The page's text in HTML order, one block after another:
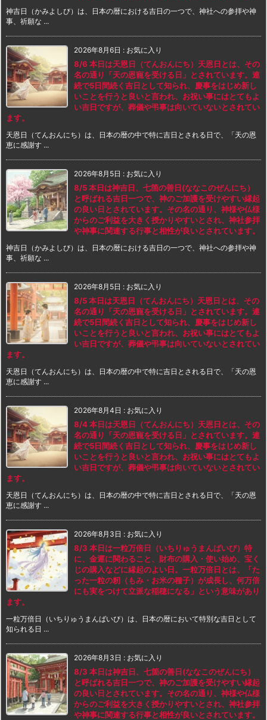
神吉日（かみよしび）は、日本の暦における吉日の一つで、神社への参拝や神
事、祈願な ...
2026年8月6日 : お気に入り
8/6 本日は天恩日（てんおんにち）天恩日とは、その
名の通り「天の恩寵を受ける日」とされています。連
続で5日間続く吉日として知られ、慶事をはじめ新し
いことを行うと良いと言われ、お祝い事にはとてもよ
い吉日ですが、葬儀や弔事は向いていないとされてい
ます。
天恩日（てんおんにち）は、日本の暦の中で特に吉日とされる日で、「天の恩
恵に感謝す ...
2026年8月5日 : お気に入り
8/5 本日は神吉日、七箇の善日(ななこのぜんにち）
と呼ばれる吉日一つで、神のご加護を受けやすい縁起
の良い日とされています。その名の通り、神様や仏様
からのご利益を大きく授かりやすいとされ、神社参拝
や神事に関連する行事と相性が良いとされています。
神吉日（かみよしび）は、日本の暦における吉日の一つで、神社への参拝や神
事、祈願な ...
2026年8月5日 : お気に入り
8/5 本日は天恩日（てんおんにち）天恩日とは、その
名の通り「天の恩寵を受ける日」とされています。連
続で5日間続く吉日として知られ、慶事をはじめ新し
いことを行うと良いと言われ、お祝い事にはとてもよ
い吉日ですが、葬儀や弔事は向いていないとされてい
ます。
天恩日（てんおんにち）は、日本の暦の中で特に吉日とされる日で、「天の恩
恵に感謝す ...
2026年8月4日 : お気に入り
8/4 本日は天恩日（てんおんにち）天恩日とは、その
名の通り「天の恩寵を受ける日」とされています。連
続で5日間続く吉日として知られ、慶事をはじめ新し
いことを行うと良いと言われ、お祝い事にはとてもよ
い吉日ですが、葬儀や弔事は向いていないとされてい
ます。
天恩日（てんおんにち）は、日本の暦の中で特に吉日とされる日で、「天の恩
恵に感謝す ...
2026年8月3日 : お気に入り
8/3 本日は一粒万倍日（いちりゅうまんばいび）特
に、金運に関わること、財布の購入・使い始め、宝く
じの購入などに縁起のよい日。一粒万倍日とは、「た
った一粒の籾（もみ・お米の種子）が成長し、何万倍
にも実をつけて立派な稲穂になる」という意味があり
ます。
一粒万倍日（いちりゅうまんばいび）は、日本の暦において特別な吉日として
知られる日 ...
2026年8月3日 : お気に入り
8/3 本日は神吉日、七箇の善日(ななこのぜんにち）
と呼ばれる吉日一つで、神のご加護を受けやすい縁起
の良い日とされています。その名の通り、神様や仏様
からのご利益を大きく授かりやすいとされ、神社参拝
や神事に関連する行事と相性が良いとされています。